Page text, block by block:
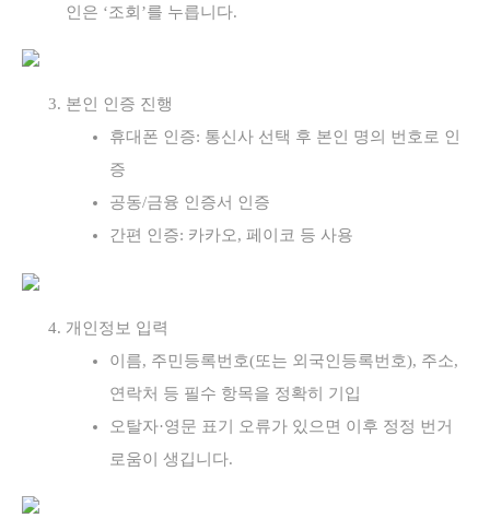
인은 ‘조회’를 누릅니다.
본인 인증 진행
휴대폰 인증: 통신사 선택 후 본인 명의 번호로 인
증
공동/금융 인증서 인증
간편 인증: 카카오, 페이코 등 사용
개인정보 입력
이름, 주민등록번호(또는 외국인등록번호), 주소,
연락처 등 필수 항목을 정확히 기입
오탈자·영문 표기 오류가 있으면 이후 정정 번거
로움이 생깁니다.